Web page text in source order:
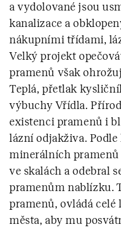
a vydolované jsou
kanalizace a
nákupními třídami,
Velký projekt
pramenů však
Teplá, přetlak
výbuchy Vřídla.
existenci pramenů i
lázní odjakživa.
minerálních
ve skalách a odebral
pramenům nablízku.
pramenů, ovládá celé
města, aby mu